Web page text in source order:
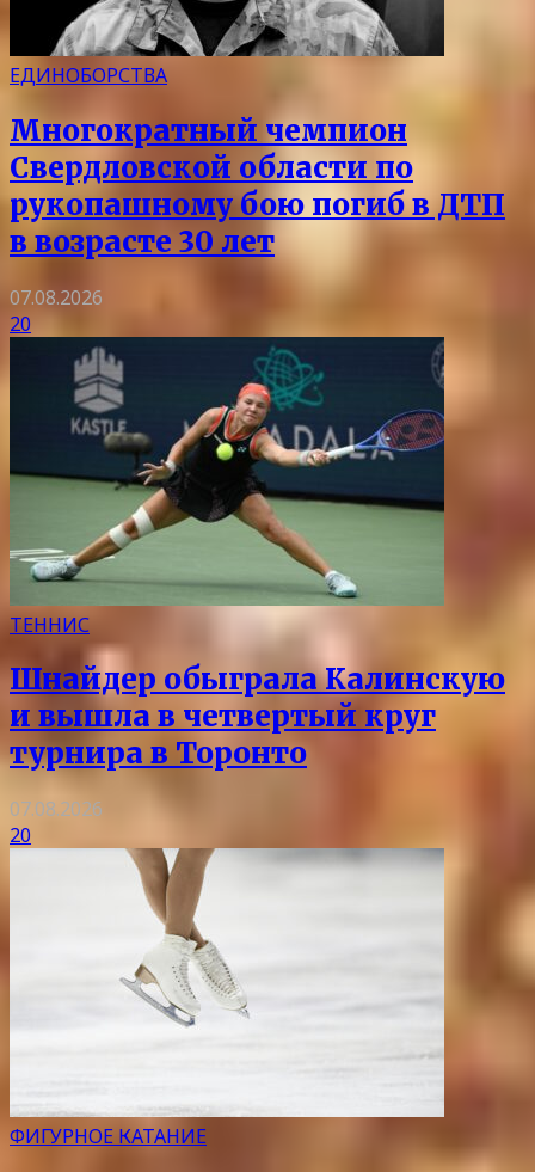
ЕДИНОБОРСТВА
Многократный чемпион
Свердловской области по
рукопашному бою погиб в ДТП
в возрасте 30 лет
07.08.2026
20
ТЕННИС
Шнайдер обыграла Калинскую
и вышла в четвертый круг
турнира в Торонто
07.08.2026
20
ФИГУРНОЕ КАТАНИЕ